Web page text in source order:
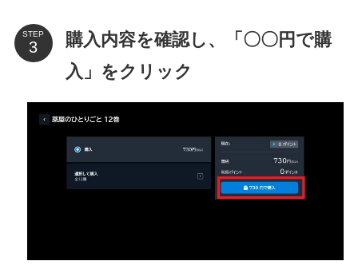
STEP
購入内容を確認し、「〇〇円で購
入」をクリック